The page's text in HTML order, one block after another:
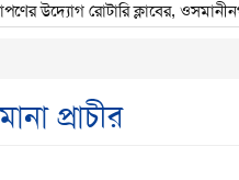
রোটারি ক্লাবের,
প্রাচীর